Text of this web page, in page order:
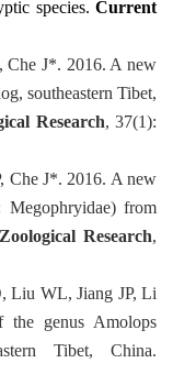
species. Current
Che J*. 2016. A new
southeastern Tibet,
Research, 37(1):
Che J*. 2016. A new
Megophryidae) from
Zoological Research,
, Liu WL, Jiang JP, Li
the genus Amolops
Tibet, China.